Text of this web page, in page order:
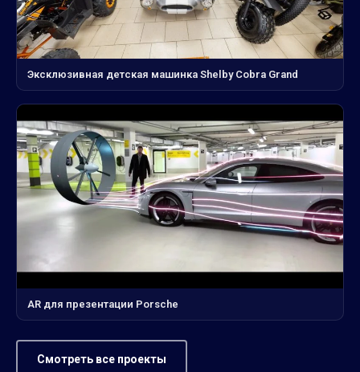
Эксклюзивная детская машинка Shelby Cobra Grand
AR для презентации Porsche
Смотреть все проекты